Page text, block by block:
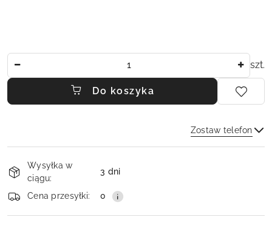
szt.
Do koszyka
Zostaw telefon
Dostępność
i
dostawa
Wysyłka w
ciągu:
3 dni
Cena przesyłki: 0